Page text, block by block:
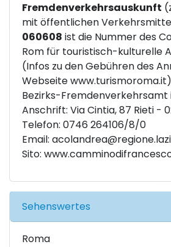
Fremdenverkehrsauskunft
mit öffentlichen
060608 ist die Nummer des
Rom für touristisch-kulturelle
(Infos zu den Gebühren des
Webseitewww.turismoroma.it)
Bezirks-Fremdenverkehrsamt
Anschrift: Via Cintia, 87 Rieti -
Telefon: 0746 264106/8/0
Email:
Sito:
Sehenswertes
Roma